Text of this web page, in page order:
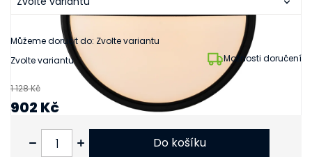
Zvolte variantu Možnosti doručení
Můžeme doručit do: Zvolte variantu
1 128 Kč
902 Kč
Do košíku